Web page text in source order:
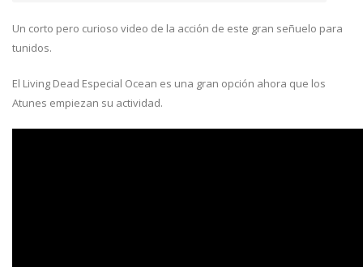
Un corto pero curioso video de la acción de este gran señuelo para
tunidos.
El Living Dead Especial Ocean es una gran opción ahora que los
Atunes empiezan su actividad.